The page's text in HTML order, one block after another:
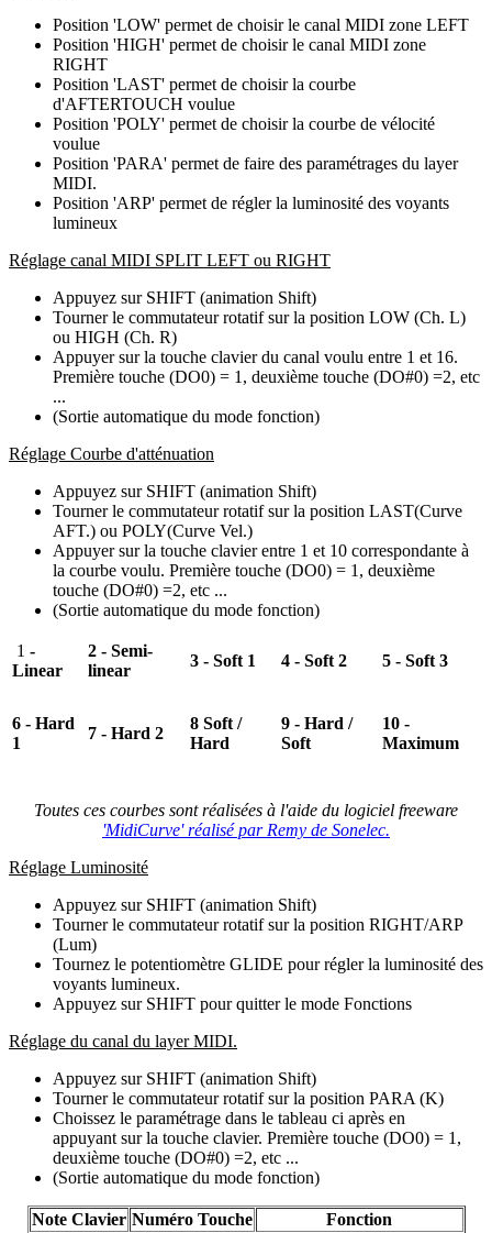
Position 'LOW' permet de choisir le canal MIDI zone LEFT
Position 'HIGH' permet de choisir le canal MIDI zone
RIGHT
Position 'LAST' permet de choisir la courbe
d'AFTERTOUCH voulue
Position 'POLY' permet de choisir la courbe de vélocité
voulue
Position 'PARA' permet de faire des paramétrages du layer
MIDI.
Position 'ARP' permet de régler la luminosité des voyants
lumineux
Réglage canal MIDI SPLIT LEFT ou RIGHT
Appuyez sur SHIFT (animation Shift)
Tourner le commutateur rotatif sur la position LOW (Ch. L)
ou HIGH (Ch. R)
Appuyer sur la touche clavier du canal voulu entre 1 et 16.
Première touche (DO0) = 1, deuxième touche (DO#0) =2, etc
...
(Sortie automatique du mode fonction)
Réglage Courbe d'atténuation
Appuyez sur SHIFT (animation Shift)
Tourner le commutateur rotatif sur la position LAST(Curve
AFT.) ou POLY(Curve Vel.)
Appuyer sur la touche clavier entre 1 et 10 correspondante à
la courbe voulu. Première touche (DO0) = 1, deuxième
touche (DO#0) =2, etc ...
(Sortie automatique du mode fonction)
1 -
Linear
2 - Semi-
linear
3 - Soft 1 4 - Soft 2 5 - Soft 3
6 - Hard
1
7 - Hard 2
8 Soft /
Hard
9 - Hard /
Soft
10 -
Maximum
Toutes ces courbes sont réalisées à l'aide du logiciel freeware
'MidiCurve' réalisé par Remy de Sonelec.
Réglage Luminosité
Appuyez sur SHIFT (animation Shift)
Tourner le commutateur rotatif sur la position RIGHT/ARP
(Lum)
Tournez le potentiomètre GLIDE pour régler la luminosité des
voyants lumineux.
Appuyez sur SHIFT pour quitter le mode Fonctions
Réglage du canal du layer MIDI.
Appuyez sur SHIFT (animation Shift)
Tourner le commutateur rotatif sur la position PARA (K)
Choissez le paramétrage dans le tableau ci après en
appuyant sur la touche clavier. Première touche (DO0) = 1,
deuxième touche (DO#0) =2, etc ...
(Sortie automatique du mode fonction)
Note Clavier Numéro Touche Fonction